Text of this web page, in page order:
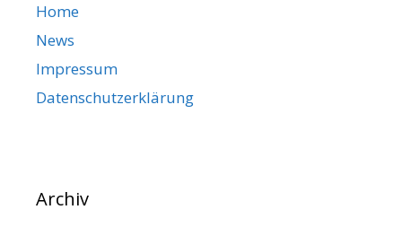
Home
News
Impressum
Datenschutzerklärung
Archiv